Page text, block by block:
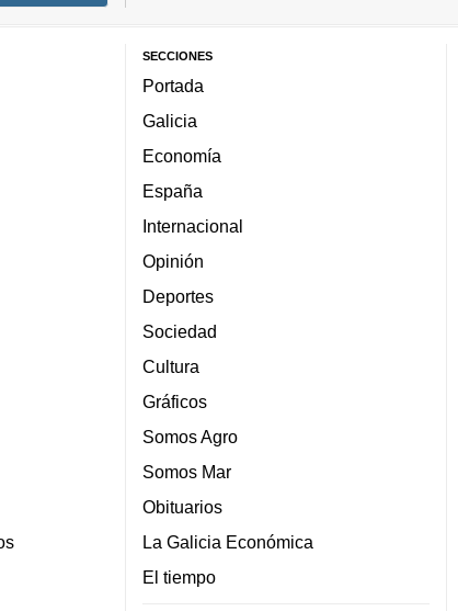
SECCIONES
Portada
Galicia
Economía
España
Internacional
Opinión
Deportes
Sociedad
Cultura
Gráficos
Somos Agro
Somos Mar
Obituarios
La Galicia Económica
El tiempo